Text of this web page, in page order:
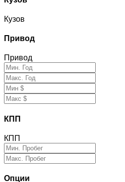
Кузов
Привод
Привод
КПП
КПП
Опции